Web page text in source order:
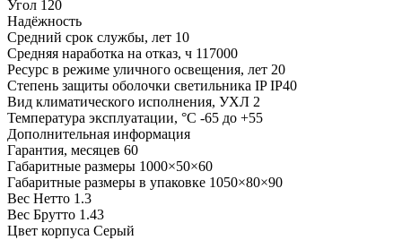
Угол 120
Надёжность
Средний срок службы, лет 10
Средняя наработка на отказ, ч 117000
Ресурс в режиме уличного освещения, лет 20
Степень защиты оболочки светильника IP IP40
Вид климатического исполнения, УХЛ 2
Температура эксплуатации, °С -65 до +55
Дополнительная информация
Гарантия, месяцев 60
Габаритные размеры 1000×50×60
Габаритные размеры в упаковке 1050×80×90
Вес Нетто 1.3
Вес Брутто 1.43
Цвет корпуса Серый